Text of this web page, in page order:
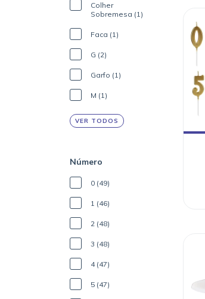
Colher
Sobremesa (1)
Faca (1)
G (2)
Garfo (1)
M (1)
VER TODOS
Número
0 (49)
1 (46)
2 (48)
3 (48)
4 (47)
5 (47)